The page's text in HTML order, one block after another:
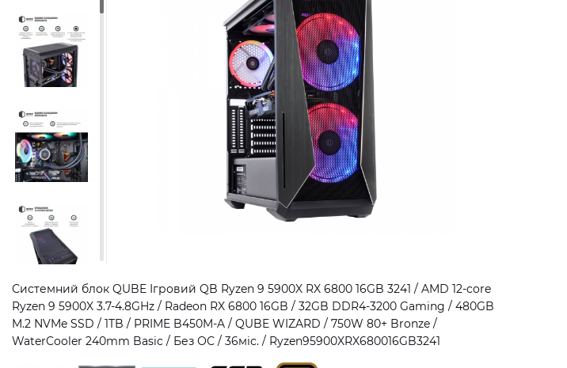
Системний блок QUBE Ігровий QB Ryzen 9 5900X RX 6800 16GB 3241 / AMD 12-core
Ryzen 9 5900X 3.7-4.8GHz / Radeon RX 6800 16GB / 32GB DDR4-3200 Gaming / 480GB
M.2 NVMe SSD / 1TB / PRIME B450M-A / QUBE WIZARD / 750W 80+ Bronze /
WaterCooler 240mm Basic / Без ОС / 36міс. / Ryzen95900XRX680016GB3241